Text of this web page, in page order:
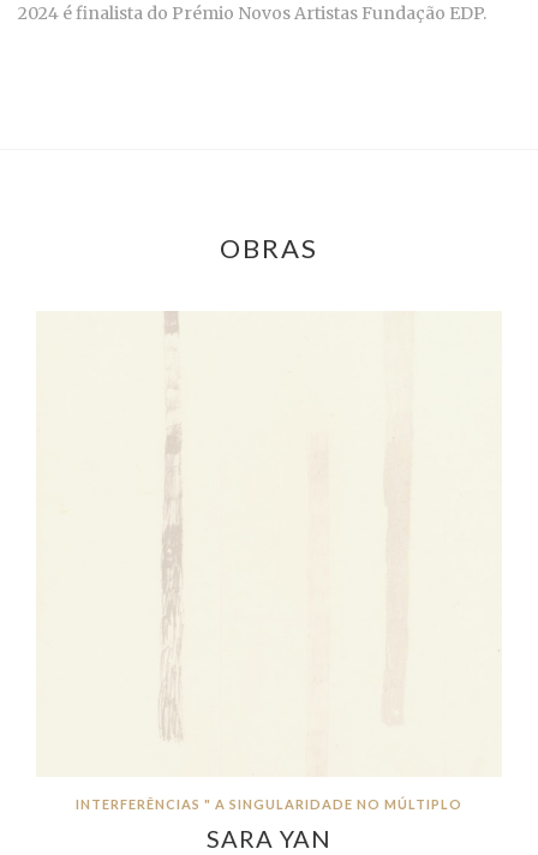
2024 é finalista do Prémio Novos Artistas Fundação EDP.
OBRAS
INTERFERÊNCIAS " A SINGULARIDADE NO MÚLTIPLO
SARA YAN